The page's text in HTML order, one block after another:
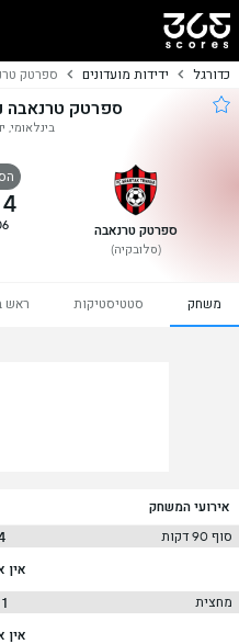
כדורגל ידידות מועדונים ספרטק
ספרטק טרנאבה
בינלאומי,
ספרטק טרנאבה
(סלובקיה)
4
משחק סטטיסטיקות ראש
אירועי המשחק
סוף 90 דקות
1
אין
מחצית 1 - 0
אין